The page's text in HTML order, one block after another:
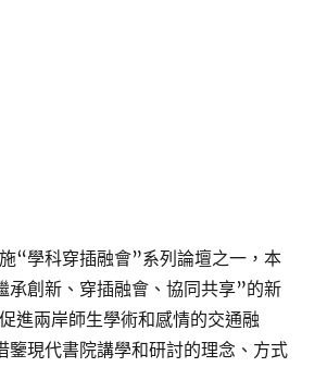
“學科穿插融會”系列論壇之一，本
承創新、穿插融會、協同共享”的新
進兩岸師生學術和感情的交通融
鑒現代書院講學和研討的理念、方式